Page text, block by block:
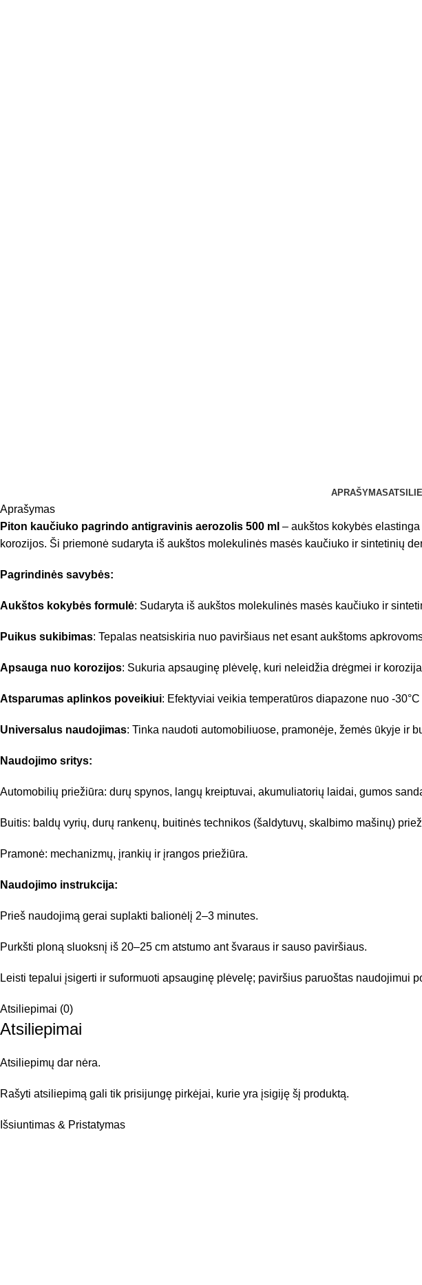
APRAŠYMAS
Aprašymas
Piton kaučiuko pagrindo antigravinis aerozolis 500 ml – aukštos kokybės
korozijos. Ši priemonė sudaryta iš aukštos molekulinės masės kaučiuko ir sintetinių
Pagrindinės savybės:
Aukštos kokybės formulė: Sudaryta iš aukštos molekulinės masės kaučiuko ir
Puikus sukibimas: Tepalas neatsiskiria nuo paviršiaus net esant aukštoms
Apsauga nuo korozijos: Sukuria apsauginę plėvelę, kuri neleidžia drėgmei ir
Atsparumas aplinkos poveikiui: Efektyviai veikia temperatūros diapazone nuo -30°C
Universalus naudojimas: Tinka naudoti automobiliuose, pramonėje, žemės ūkyje ir
Naudojimo sritys:
Automobilių priežiūra: durų spynos, langų kreiptuvai, akumuliatorių laidai, gumos
Buitis: baldų vyrių, durų rankenų, buitinės technikos (šaldytuvų, skalbimo mašinų)
Pramonė: mechanizmų, įrankių ir įrangos priežiūra.
Naudojimo instrukcija:
Prieš naudojimą gerai suplakti balionėlį 2–3 minutes.
Purkšti ploną sluoksnį iš 20–25 cm atstumo ant švaraus ir sauso paviršiaus.
Leisti tepalui įsigerti ir suformuoti apsauginę plėvelę; paviršius paruoštas naudojimui
Atsiliepimai (0)
Atsiliepimai
Atsiliepimų dar nėra.
Rašyti atsiliepimą gali tik prisijungę pirkėjai, kurie yra įsigiję šį produktą.
Išsiuntimas & Pristatymas